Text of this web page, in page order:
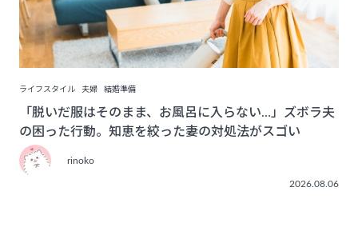
ライフスタイル 夫婦 結婚準備
「脱いだ服はそのまま、お風呂に入らない…」ズボラ夫
の困った行動。知恵を絞った妻の対処法がスゴい
rinoko
2026.08.06